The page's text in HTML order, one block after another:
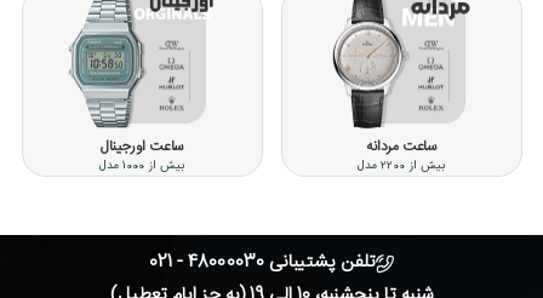
ساعت مردانه
بیش از 2200 مدل
ساعت اورجینال
بیش از 1000 مدل
تلفن پشتیبانی 48000030 - 021